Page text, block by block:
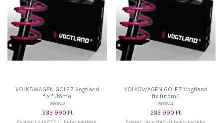
VOLKSWAGEN GOLF 7 Vogtland
fix futómű
960643
233 990 Ft
Évjárat: 1 Aug 2012 - Ültetés mértéke:
VOLKSWAGEN GOLF 7 Vogtland
fix futómű
960644
233 990 Ft
Évjárat: 1 Aug 2012 - Ültetés mértéke: